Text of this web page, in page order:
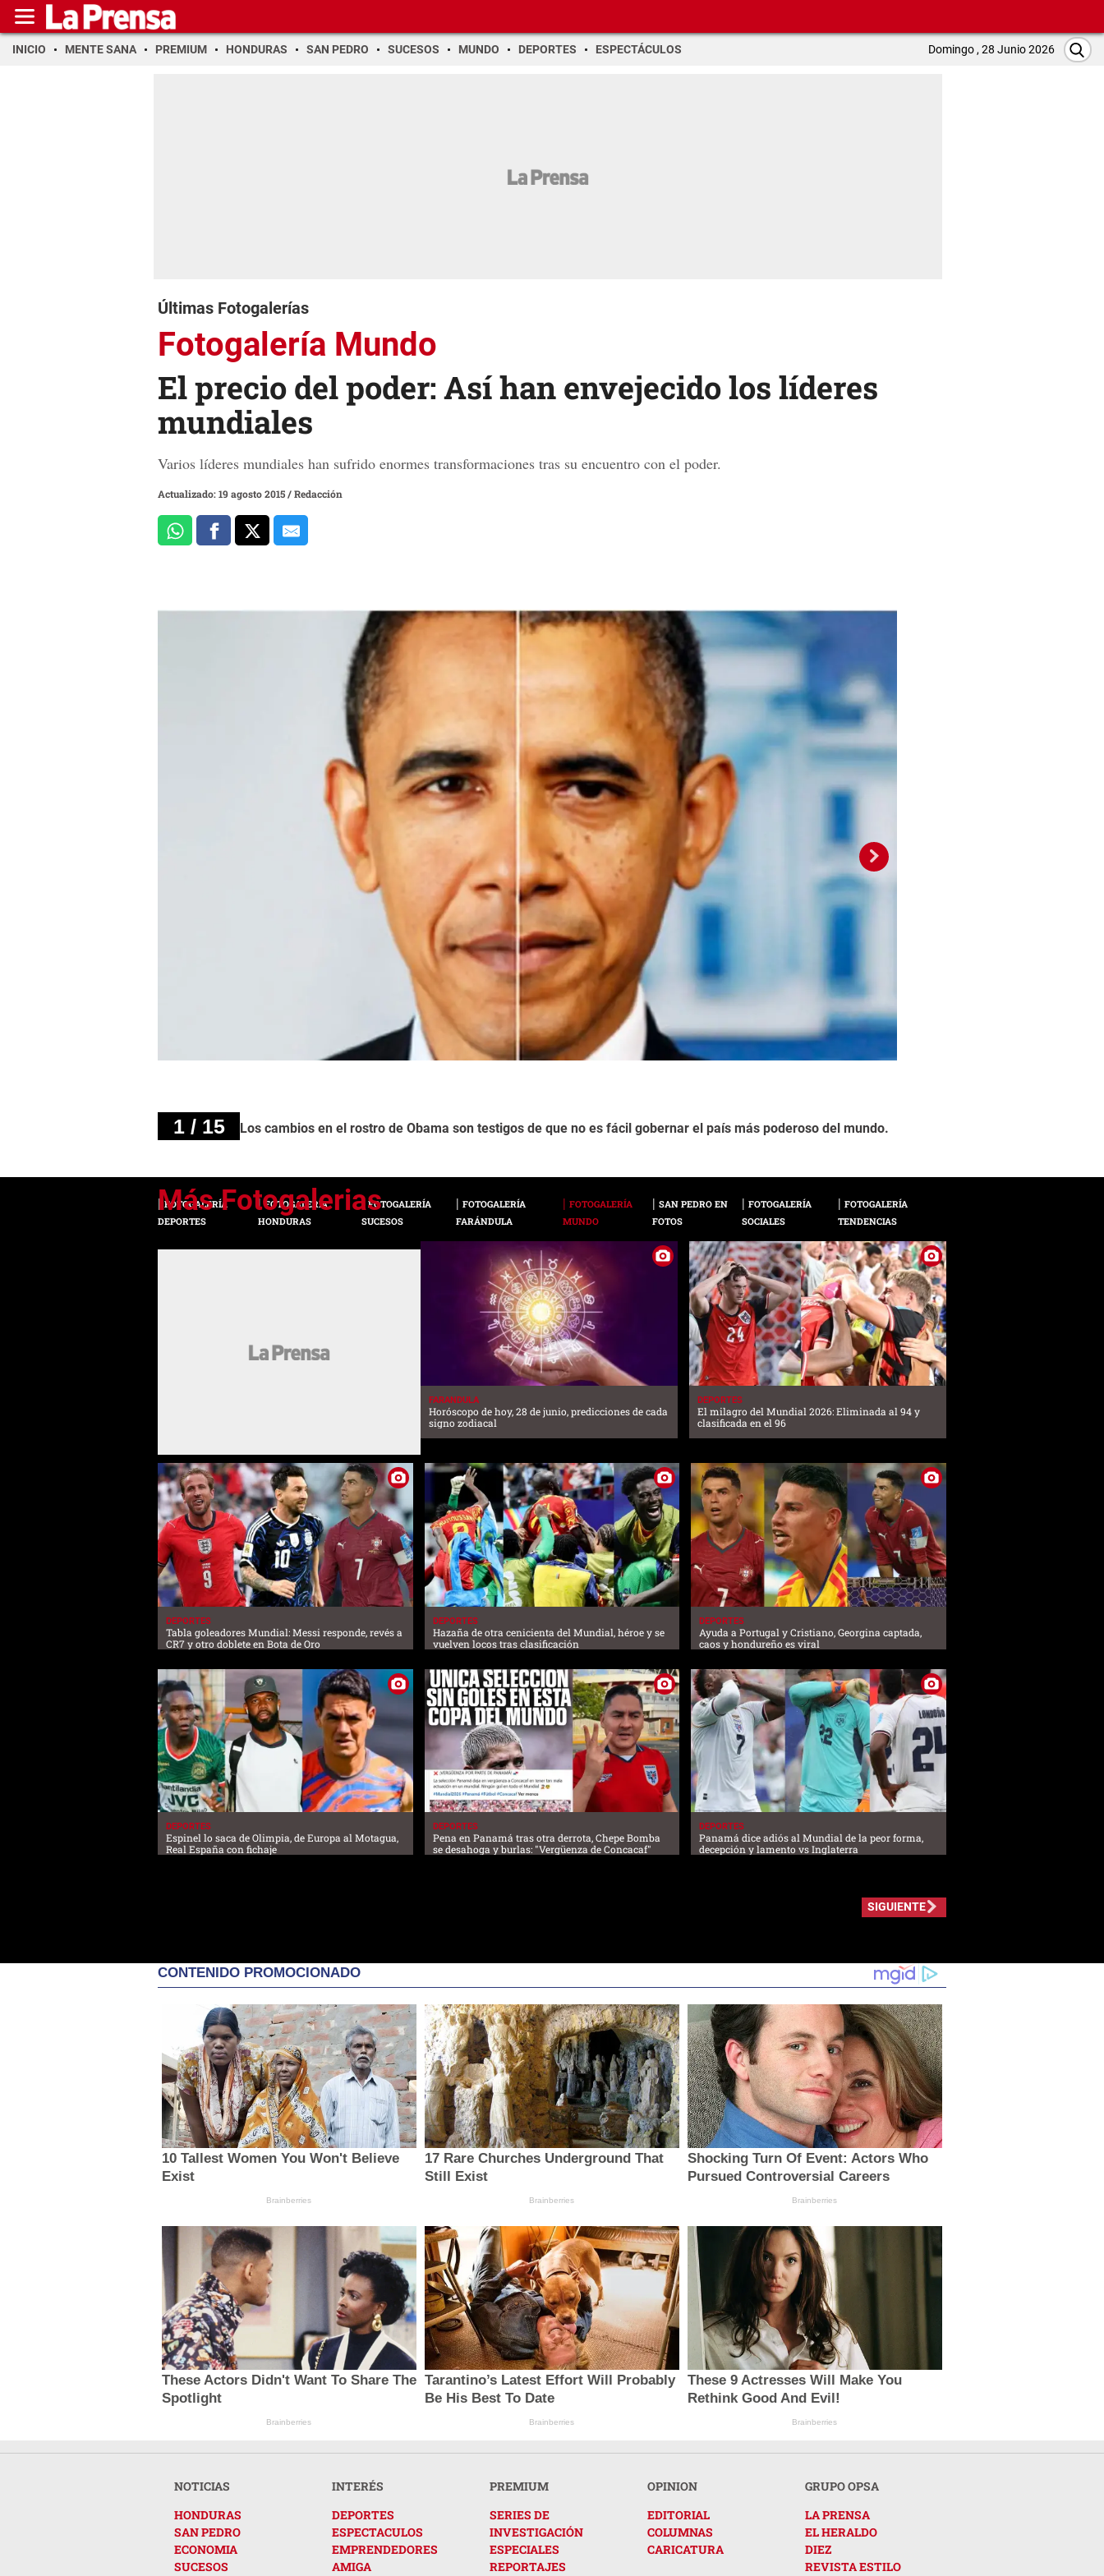
INICIO MENTE SANA PREMIUM HONDURAS SAN PEDRO SUCESOS MUNDO DEPORTES ESPECTÁCULOS Domingo , 28 Junio 2026
Últimas Fotogalerías
Fotogalería Mundo
El precio del poder: Así han envejecido los líderes
mundiales
Varios líderes mundiales han sufrido enormes transformaciones tras su encuentro con el poder.
Actualizado: 19 agosto 2015/Redacción
1 / 15 Los cambios en el rostro de Obama son testigos de que no es fácil gobernar el país más poderoso del mundo.
FOTOGALERÍA
DEPORTES
FOTOGALERÍA
HONDURAS
FOTOGALERÍA
SUCESOS
FOTOGALERÍA
FARÁNDULA
FOTOGALERÍA
MUNDO
SAN PEDRO EN
FOTOS
FOTOGALERÍA
SOCIALES
FOTOGALERÍA
TENDENCIAS
FARANDULA
Horóscopo de hoy, 28 de junio, predicciones de cada
signo zodiacal
DEPORTES
El milagro del Mundial 2026: Eliminada al 94 y
clasificada en el 96
DEPORTES
Tabla goleadores Mundial: Messi responde, revés a
CR7 y otro doblete en Bota de Oro
DEPORTES
Hazaña de otra cenicienta del Mundial, héroe y se
vuelven locos tras clasificación
DEPORTES
Ayuda a Portugal y Cristiano, Georgina captada,
caos y hondureño es viral
DEPORTES
Espinel lo saca de Olimpia, de Europa al Motagua,
Real España con fichaje
DEPORTES
Pena en Panamá tras otra derrota, Chepe Bomba
se desahoga y burlas: "Vergüenza de Concacaf"
DEPORTES
Panamá dice adiós al Mundial de la peor forma,
decepción y lamento vs Inglaterra
SIGUIENTE
CONTENIDO PROMOCIONADO
10 Tallest Women You Won't Believe
Exist
Brainberries
17 Rare Churches Underground That
Still Exist
Brainberries
Shocking Turn Of Event: Actors Who
Pursued Controversial Careers
Brainberries
These Actors Didn't Want To Share The
Spotlight
Brainberries
Tarantino’s Latest Effort Will Probably
Be His Best To Date
Brainberries
These 9 Actresses Will Make You
Rethink Good And Evil!
Brainberries
NOTICIAS
HONDURAS
SAN PEDRO
ECONOMIA
SUCESOS
INTERÉS
DEPORTES
ESPECTACULOS
EMPRENDEDORES
AMIGA
PREMIUM
SERIES DE
INVESTIGACIÓN
ESPECIALES
REPORTAJES
OPINION
EDITORIAL
COLUMNAS
CARICATURA
GRUPO OPSA
LA PRENSA
EL HERALDO
DIEZ
REVISTA ESTILO